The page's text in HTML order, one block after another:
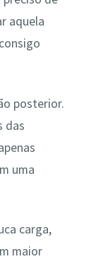
aquela
posterior.
das
uma
carga,
maior